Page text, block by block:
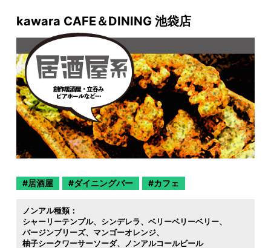
kawara CAFE＆DINING 池袋店
居酒屋 ダイニングバー カフェ
ノンアル種類：
シャーリーテンプル
シンデレラ
ベリーベリーベリー
バージンブリーズ
マンゴーオレンジ
柚子シークワーサーソーダ
ノンアルコールビール